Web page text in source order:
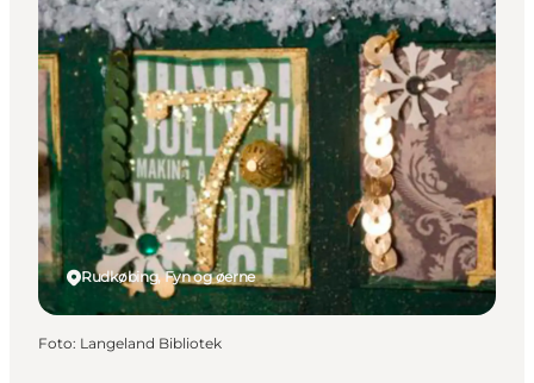
Rudkøbing, Fyn og øerne
Foto: Langeland Bibliotek